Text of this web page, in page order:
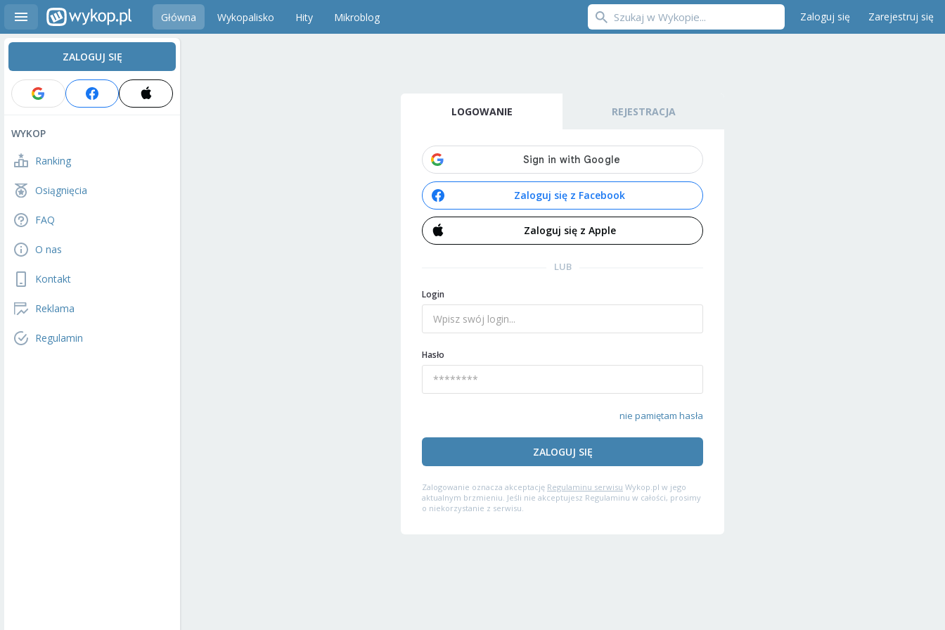
Główna Wykopalisko Hity Mikroblog Zaloguj się Zarejestruj się
ZALOGUJ SIĘ
WYKOP
Ranking
Osiągnięcia
FAQ
O nas
Kontakt
Reklama
Regulamin
LOGOWANIE REJESTRACJA
Zaloguj się z Facebook
Zaloguj się z Apple
LUB
Login
Hasło
nie pamiętam hasła
ZALOGUJ SIĘ
Zalogowanie oznacza akceptację Regulaminu serwisu Wykop.pl w jego
aktualnym brzmieniu. Jeśli nie akceptujesz Regulaminu w całości, prosimy
o niekorzystanie z serwisu.